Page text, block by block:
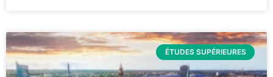
ÉTUDES SUPÉRIEURES